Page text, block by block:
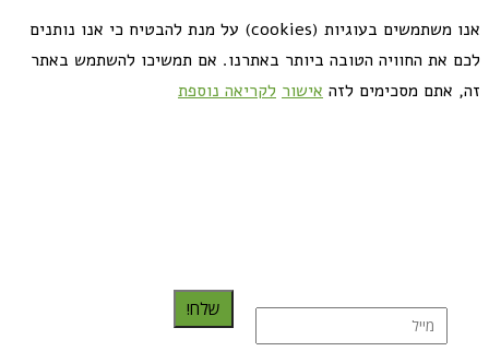
אנו משתמשים בעוגיות (cookies) על מנת להבטיח כי אנו נותנים
לכם את החוויה הטובה ביותר באתרנו. אם תמשיכו להשתמש באתר
זה, אתם מסכימים לזה אישור לקריאה נוספת
שלח!